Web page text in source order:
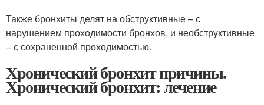
Также бронхиты делят на обструктивные – с
нарушением проходимости бронхов, и необструктивные
– с сохраненной проходимостью.
Хронический бронхит причины.
Хронический бронхит: лечение